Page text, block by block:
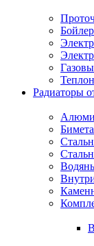
Радиаторы